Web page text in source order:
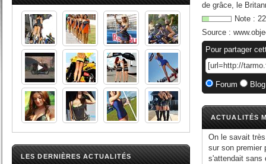
LES DERNIÈRES ACTUALITÉS
de grâce, le
Note : 22
Source :
Pour partager
Forum
ACTUALITÉS
On le savait
sur son premier
s'attendait sans